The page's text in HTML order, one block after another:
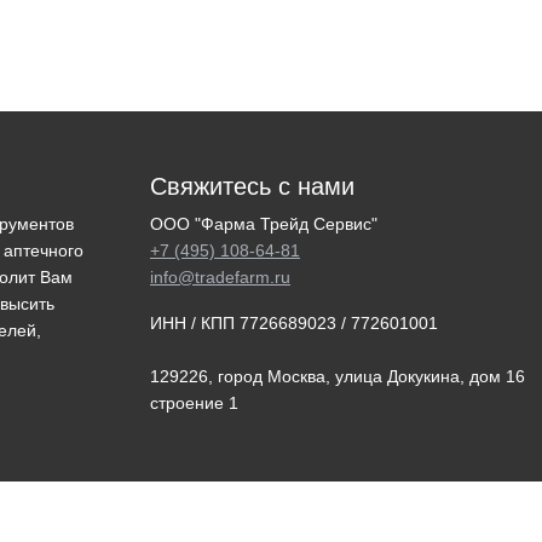
Вам
Свяжитесь с нами
ООО "Фарма Трейд Сервис"
+7 (495) 108-64-81
info@tradefarm.ru
ИНН / КПП 7726689023 / 772601001
129226, город Москва, улица Докукина, дом 16
строение 1